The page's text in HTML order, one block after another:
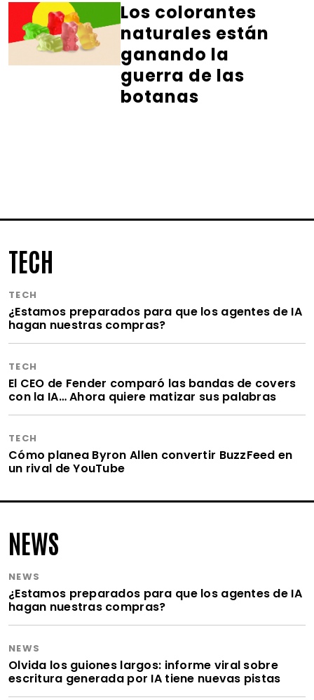
Los colorantes
naturales están
ganando la
guerra de las
botanas
TECH
TECH
¿Estamos preparados para que los agentes de IA
hagan nuestras compras?
TECH
El CEO de Fender comparó las bandas de covers
con la IA… Ahora quiere matizar sus palabras
TECH
Cómo planea Byron Allen convertir BuzzFeed en
un rival de YouTube
NEWS
NEWS
¿Estamos preparados para que los agentes de IA
hagan nuestras compras?
NEWS
Olvida los guiones largos: informe viral sobre
escritura generada por IA tiene nuevas pistas